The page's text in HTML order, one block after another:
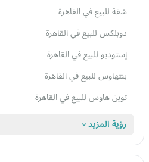
شقة للبيع في القاهرة
دوبلكس للبيع في القاهرة
إستوديو للبيع في القاهرة
بنتهاوس للبيع في القاهرة
توين هاوس للبيع في القاهرة
رؤية المزيد